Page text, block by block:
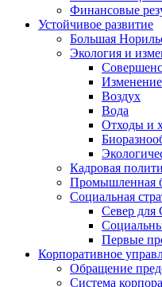
Финансовые
Устойчивое развитие
Большая
Экология и
Воздух
Вода
Отходы и
Кадровая
Промышленная
Социальная
Север для
Первые
Корпоративное
Обращение
Система